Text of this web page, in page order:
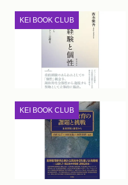
KEI BOOK CLUB
KEI BOOK CLUB